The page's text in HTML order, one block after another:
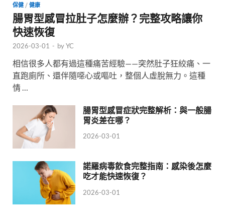
保健 / 健康
腸胃型感冒拉肚子怎麼辦？完整攻略讓你
快速恢復
2026-03-01 - byYC
相信很多人都有過這種痛苦經驗——突然肚子狂絞痛、一
直跑廁所、還伴隨噁心或嘔吐，整個人虛脫無力。這種
情 …
腸胃型感冒症狀完整解析：與一般腸
胃炎差在哪？
2026-03-01
諾羅病毒飲食完整指南：感染後怎麼
吃才能快速恢復？
2026-03-01